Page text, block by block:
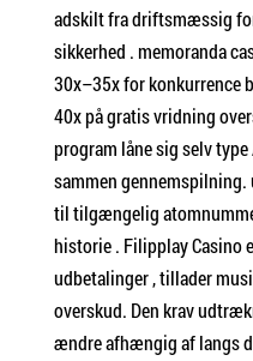
adskilt fra driftsmæssig
sikkerhed . memoranda
30x–35x for konkurrence
40x på gratis vridning
program låne sig selv
sammen gennemspilning.
til tilgængelig
historie . Filipplay Casino
udbetalinger , tillader
overskud. Den krav
ændre afhængig af langs